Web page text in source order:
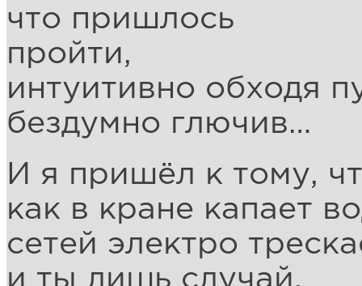
что пришлось
пройти,
интуитивно обходя
бездумно глючив…
И я пришёл к тому,
как в кране капает
сетей электро
и ты лишь случай,